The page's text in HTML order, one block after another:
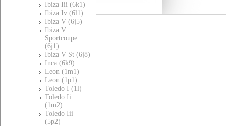
Ibiza Iii (6k1)
Ibiza Iv (6l1)
Ibiza V (6j5)
Ibiza V
Sportcoupe
(6j1)
Ibiza V St (6j8)
Inca (6k9)
Leon (1m1)
Leon (1p1)
Toledo I (1l)
Toledo Ii
(1m2)
Toledo Iii
(5p2)